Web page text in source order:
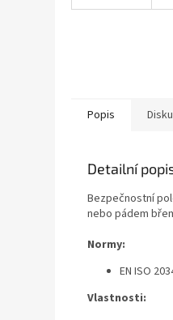
Popis
Detailní
Bezpečnostní
nebo pádem
Normy:
EN ISO
Vlastnosti: